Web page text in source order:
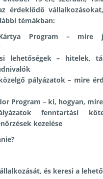
érdeklődő
témákban:
Kártya Program – mire
lehetőségek – hitelek,
pályázatok – mire
Program – ki, hogyan,
fenntartási
kezelése
és keresi a